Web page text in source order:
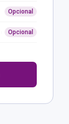
Opcional
Opcional